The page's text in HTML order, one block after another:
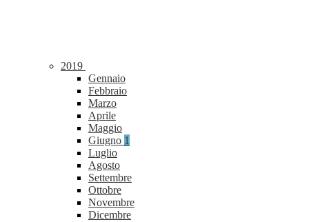
2019
Gennaio
Febbraio
Marzo
Aprile
Maggio
Giugno 1
Luglio
Agosto
Settembre
Ottobre
Novembre
Dicembre